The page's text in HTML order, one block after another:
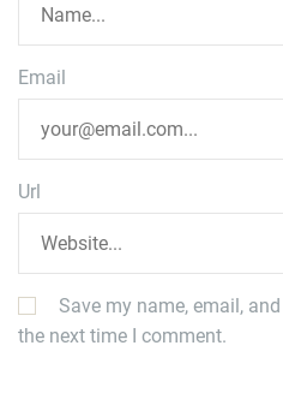
Email
Url
Save my name, email,
the next time I comment.